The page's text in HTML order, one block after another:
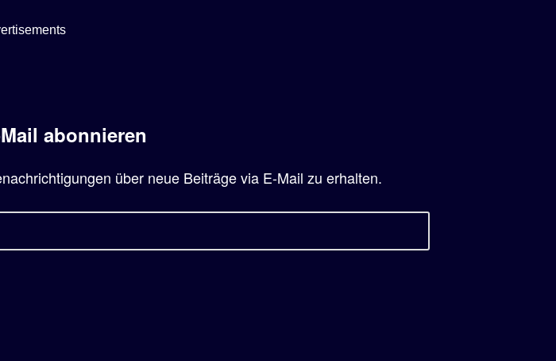
abonnieren
über neue Beiträge via E-Mail zu erhalten.